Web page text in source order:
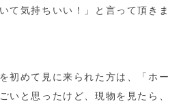
て気持ちいい！」と言って頂きま
初めて見に来られた方は、「ホー
いと思ったけど、現物を見たら、